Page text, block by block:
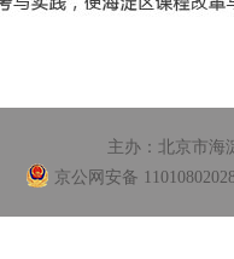
主办：北京市海
京公网安备